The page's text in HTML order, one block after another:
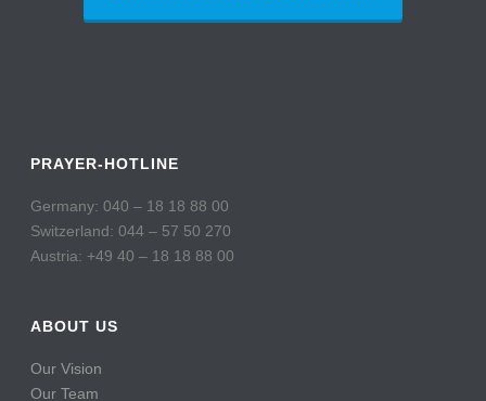
PRAYER-HOTLINE
Germany: 040 – 18 18 88 00
Switzerland: 044 – 57 50 270
Austria: +49 40 – 18 18 88 00
ABOUT US
Our Vision
Our Team